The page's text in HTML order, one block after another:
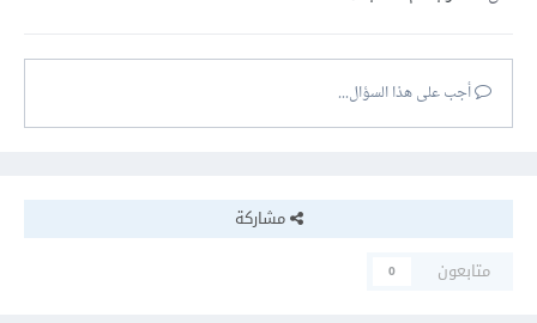
أجب على هذا السؤال...
مشاركة
متابعون
0